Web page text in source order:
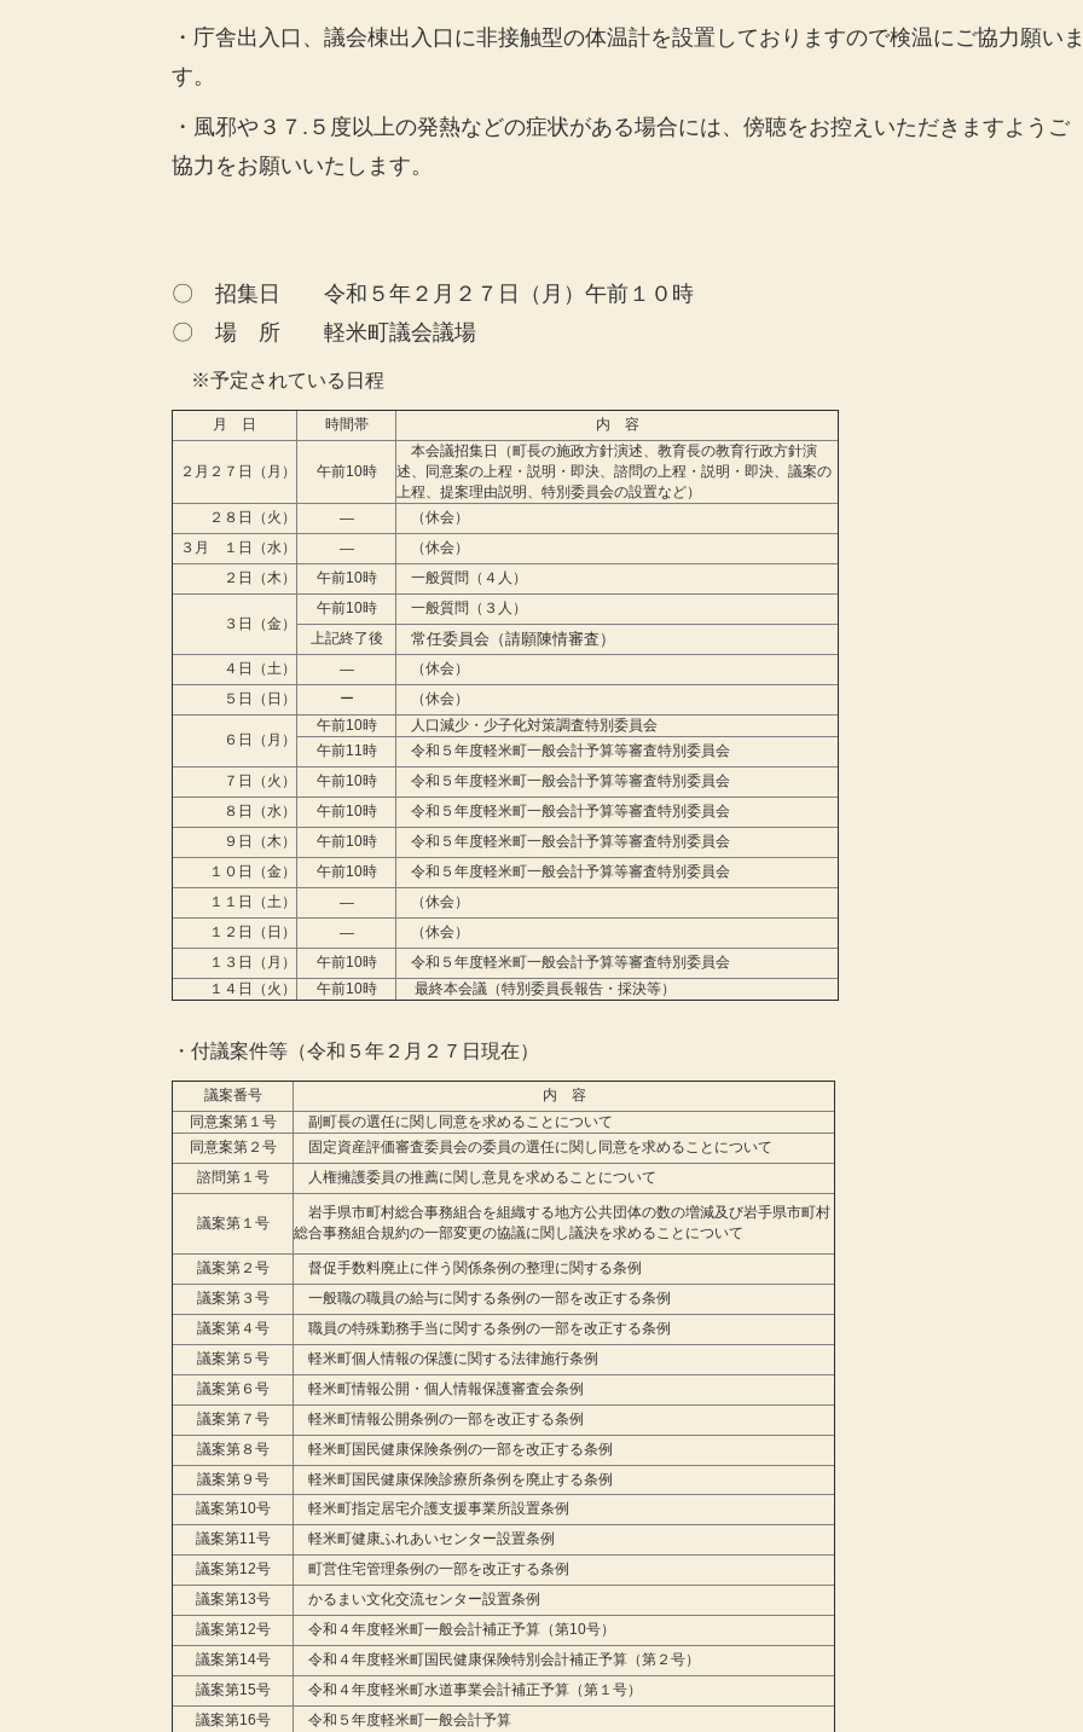
・庁舎出入口、議会棟出入口に非接触型の体温計を設置しておりますので検温にご協力願い
す。
・風邪や３７.５度以上の発熱などの症状がある場合には、傍聴をお控えいただきますようご
協力をお願いいたします。
〇 招集日 令和５年２月２７日（月）午前１０時
〇 場 所 軽米町議会議場
※予定されている日程
月 日 時間帯 内 容
２月２７日（月） 午前10時
本会議招集日（町長の施政方針演述、教育長の教育行政方針演
述、同意案の上程・説明・即決、諮問の上程・説明・即決、議案の
上程、提案理由説明、特別委員会の設置など）
２８日（火）
―
（休会）
３月 １日（水）
―
（休会）
２日（木）
午前10時 一般質問（４人）
３日（金）
午前10時
一般質問（３人）
上記終了後
常任委員会（請願陳情審査）
４日（土） ―
（休会）
５日（日）
ー （休会）
６日（月）
午前10時
人口減少・少子化対策調査特別委員会
午前11時
令和５年度軽米町一般会計予算等審査特別委員会
７日（火）
午前10時
令和５年度軽米町一般会計予算等審査特別委員会
８日（水）
午前10時
令和５年度軽米町一般会計予算等審査特別委員会
９日（木）
午前10時
令和５年度軽米町一般会計予算等審査特別委員会
１０日（金）
午前10時
令和５年度軽米町一般会計予算等審査特別委員会
１１日（土）
―
（休会）
１２日（日）
―
（休会）
１３日（月）
午前10時
令和５年度軽米町一般会計予算等審査特別委員会
１４日（火）
午前10時 最終本会議（特別委員長報告・採決等）
・付議案件等（令和５年２月２７日現在）
議案番号
内 容
同意案第１号
副町長の選任に関し同意を求めることについて
同意案第２号
固定資産評価審査委員会の委員の選任に関し同意を求めることについて
諮問第１号
人権擁護委員の推薦に関し意見を求めることについて
議案第１号
岩手県市町村総合事務組合を組織する地方公共団体の数の増減及び岩手県市町村
総合事務組合規約の一部変更の協議に関し議決を求めることについて
議案第２号
督促手数料廃止に伴う関係条例の整理に関する条例
議案第３号
一般職の職員の給与に関する条例の一部を改正する条例
議案第４号
職員の特殊勤務手当に関する条例の一部を改正する条例
議案第５号
軽米町個人情報の保護に関する法律施行条例
議案第６号
軽米町情報公開・個人情報保護審査会条例
議案第７号
軽米町情報公開条例の一部を改正する条例
議案第８号
軽米町国民健康保険条例の一部を改正する条例
議案第９号
軽米町国民健康保険診療所条例を廃止する条例
議案第10号
軽米町指定居宅介護支援事業所設置条例
議案第11号
軽米町健康ふれあいセンター設置条例
議案第12号
町営住宅管理条例の一部を改正する条例
議案第13号
かるまい文化交流センター設置条例
議案第12号
令和４年度軽米町一般会計補正予算（第10号）
議案第14号
令和４年度軽米町国民健康保険特別会計補正予算（第２号）
議案第15号
令和４年度軽米町水道事業会計補正予算（第１号）
議案第16号
令和５年度軽米町一般会計予算